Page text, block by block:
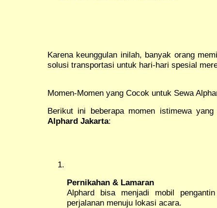
Karena keunggulan inilah, banyak orang
solusi transportasi untuk hari-hari spesial
Momen-Momen yang Cocok untuk Sewa
Berikut ini beberapa momen istimewa
Alphard Jakarta:
Pernikahan & Lamaran
Alphard bisa menjadi mobil
perjalanan menuju lokasi acara.